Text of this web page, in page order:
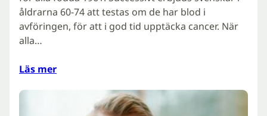
åldrarna 60-74 att testas om de har blod i
avföringen, för att i god tid upptäcka cancer. När
alla…
Läs mer